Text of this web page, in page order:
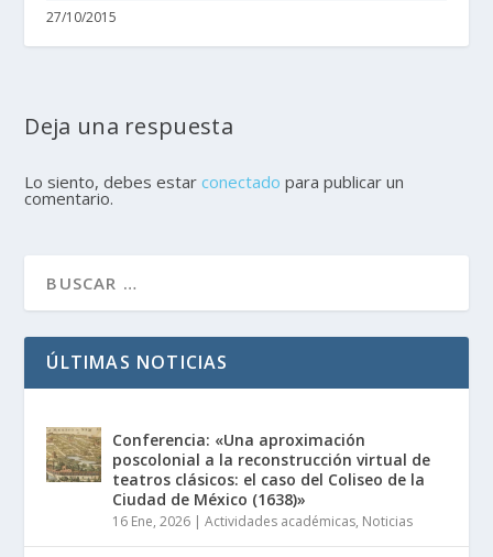
27/10/2015
Deja una respuesta
Lo siento, debes estarconectado para publicar un
comentario.
ÚLTIMAS NOTICIAS
Conferencia: «Una aproximación
poscolonial a la reconstrucción virtual de
teatros clásicos: el caso del Coliseo de la
Ciudad de México (1638)»
16 Ene, 2026 |Actividades académicas, Noticias